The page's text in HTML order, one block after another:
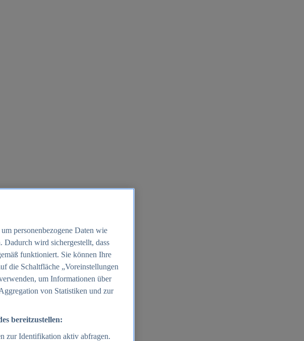
personenbezogene Daten wie
Dadurch wird sichergestellt, dass
funktioniert. Sie können Ihre
die Schaltfläche „Voreinstellungen
um Informationen über
von Statistiken und zur
bereitzustellen:
zur Identifikation aktiv abfragen.